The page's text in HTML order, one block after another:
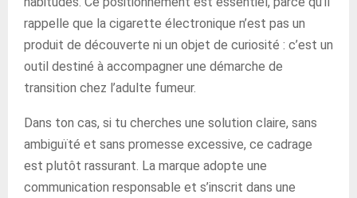
rappelle que la cigarette électronique n’est pas un
produit de découverte ni un objet de curiosité : c’est un
outil destiné à accompagner une démarche de
transition chez l’adulte fumeur.
Dans ton cas, si tu cherches une solution claire, sans
ambiguïté et sans promesse excessive, ce cadrage
est plutôt rassurant. La marque adopte une
communication responsable et s’inscrit dans une